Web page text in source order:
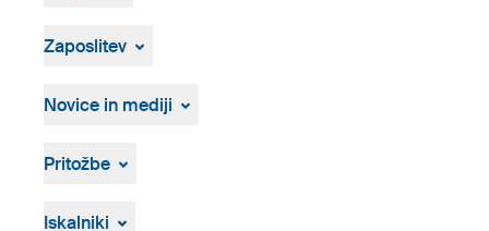
Zgodovina
Zaposlitev
Postopek zaposlovanja
Novice in mediji
Medijsko središče
Pritožbe
Žvižgaštvo
Iskalniki